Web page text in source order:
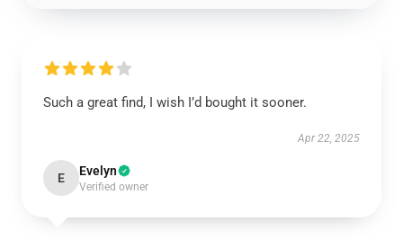
Such a great find, I wish I’d bought it sooner.
Apr 22, 2025
E Evelyn
Verified owner